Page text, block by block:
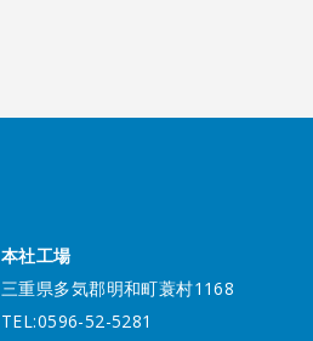
本社工場
三重県多気郡明和町蓑村1168
TEL:0596-52-5281